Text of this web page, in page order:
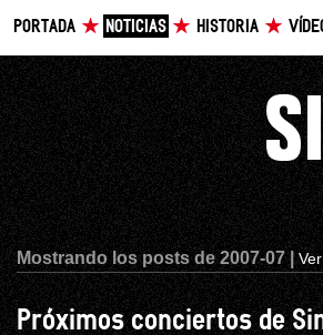
PORTADA NOTICIAS HISTORIA
Mostrando los posts de 2007-07 |
Próximos conciertos de